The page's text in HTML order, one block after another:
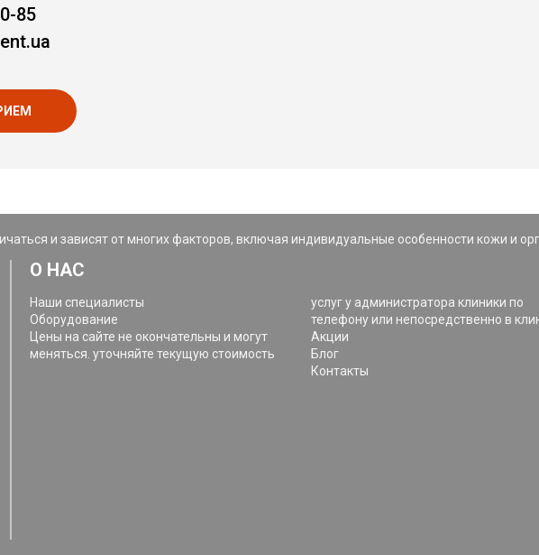
85
и зависят от многих факторов, включая индивидуальные особенности кожи и
О НАС
Наши специалисты
Оборудование
Цены на сайте не окончательны и могут
меняться. уточняйте текущую стоимость
услуг у администратора клиники по
телефону или непосредственно в
Акции
Блог
Контакты